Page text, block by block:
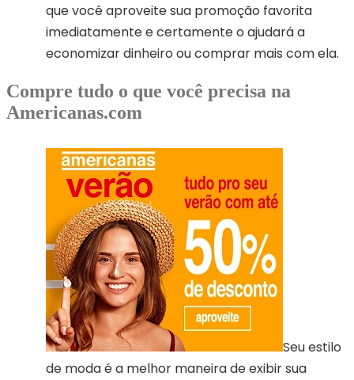
que você aproveite sua promoção favorita
imediatamente e certamente o ajudará a
economizar dinheiro ou comprar mais com ela.
Compre tudo o que você precisa na
Americanas.com
Seu estilo
de moda é a melhor maneira de exibir sua